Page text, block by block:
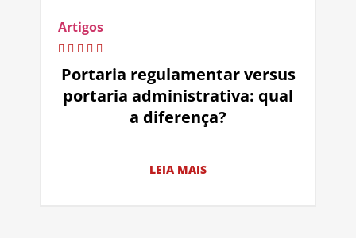
Artigos
Portaria regulamentar versus
portaria administrativa: qual
a diferença?
LEIA MAIS